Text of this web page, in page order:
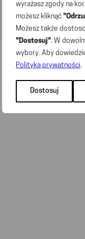
wyrażasz zgody na
możesz kliknąć
Możesz także
"Dostosuj". W
wybory. Aby
Polityką prywatności.
Dostosuj